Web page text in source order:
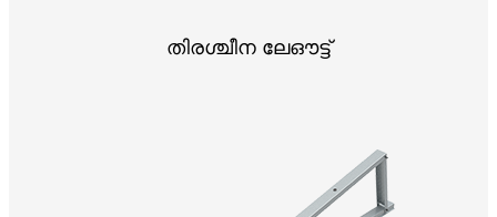
തിരശ്ചീന ലേഔട്ട്